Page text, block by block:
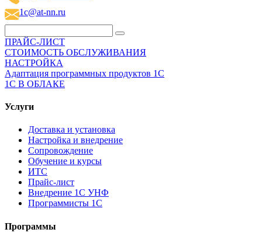
1c@at-nn.ru
ПРАЙС-ЛИСТ
СТОИМОСТЬ ОБСЛУЖИВАНИЯ
НАСТРОЙКА
Адаптация программных продуктов 1С
1С В ОБЛАКЕ
Услуги
Доставка и установка
Настройка и внедрение
Сопровождение
Обучение и курсы
ИТС
Прайс-лист
Внедрение 1С УНФ
Программисты 1С
Программы